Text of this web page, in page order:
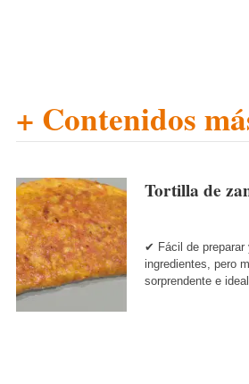
+ Contenidos
Tortilla de
✔ Fácil de preparar
ingredientes, pero
sorprendente e